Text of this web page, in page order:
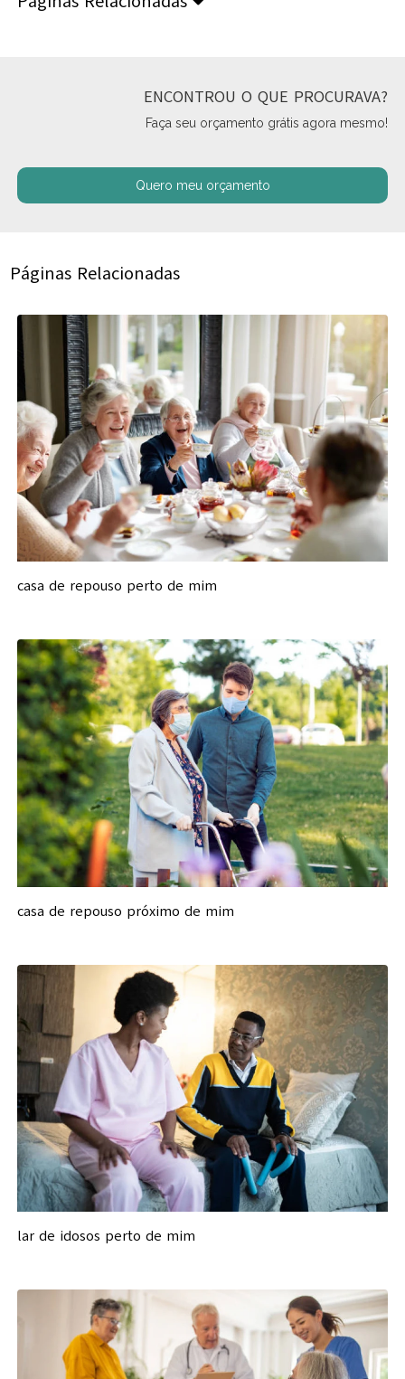
ENCONTROU O QUE PROCURAVA?
Faça seu orçamento grátis agora mesmo!
Quero meu orçamento
Páginas Relacionadas
casa de repouso perto de mim
casa de repouso próximo de mim
lar de idosos perto de mim